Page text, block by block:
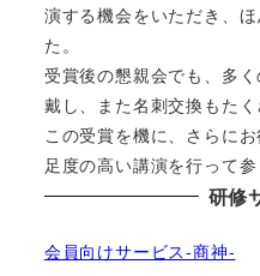
演する機会をいただき、
た。
受賞後の懇親会でも、多
戴し、また名刺交換もた
この受賞を機に、さらに
足度の高い講演を行って参
研修
会員向けサービス-商神-